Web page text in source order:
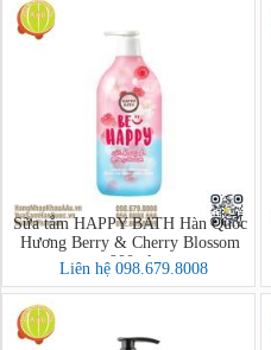
Sữa tắm HAPPY BATH Hàn Quốc
Hương Berry & Cherry Blossom
900ml
Liên hệ 098.679.8008